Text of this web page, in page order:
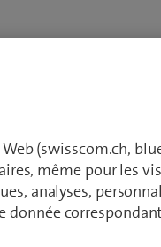
et utilisation
(swisscom.ch,
même pour les
analyses,
donnée